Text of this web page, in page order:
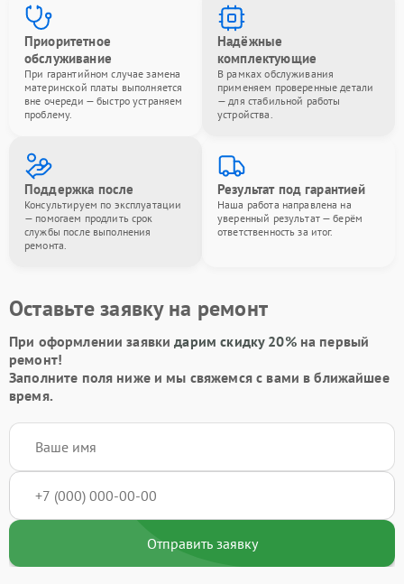
Приоритетное
обслуживание
При гарантийном случае замена
материнской платы выполняется
вне очереди — быстро устраняем
проблему.
Надёжные
комплектующие
В рамках обслуживания
применяем проверенные детали
— для стабильной работы
устройства.
Поддержка после
Консультируем по эксплуатации
— помогаем продлить срок
службы после выполнения
ремонта.
Результат под гарантией
Наша работа направлена на
уверенный результат — берём
ответственность за итог.
Оставьте заявку на ремонт
При оформлении заявкидарим скидку 20%на первый
ремонт!
Заполните поля ниже и мы свяжемся с вами в ближайшее
время.
Отправить заявку